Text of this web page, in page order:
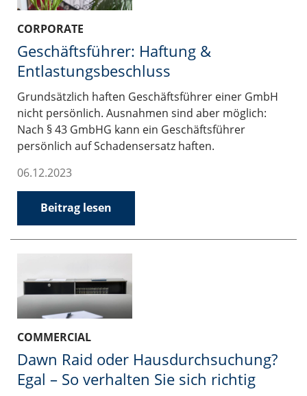
CORPORATE
Geschäftsführer: Haftung &
Entlastungsbeschluss
Grundsätzlich haften Geschäftsführer einer GmbH
nicht persönlich. Ausnahmen sind aber möglich:
Nach § 43 GmbHG kann ein Geschäftsführer
persönlich auf Schadensersatz haften.
06.12.2023
Beitrag lesen
COMMERCIAL
Dawn Raid oder Hausdurchsuchung?
Egal – So verhalten Sie sich richtig